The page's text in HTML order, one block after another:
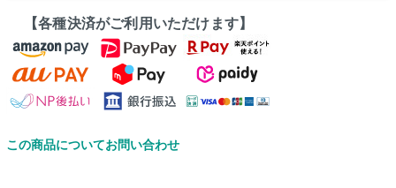
【各種決済がご利用いただけます】
この商品についてお問い合わせ